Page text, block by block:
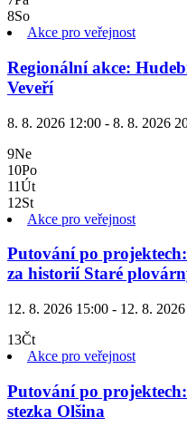
8So
Akce pro veřejnost
Regionální akce:
Veveří
8. 8. 2026 12:00 - 8. 8. 2026
9Ne
10Po
11Út
12St
Akce pro veřejnost
Putování po
za historií Staré
12. 8. 2026 15:00 - 12. 8.
13Čt
Akce pro veřejnost
Putování po
stezka Olšina